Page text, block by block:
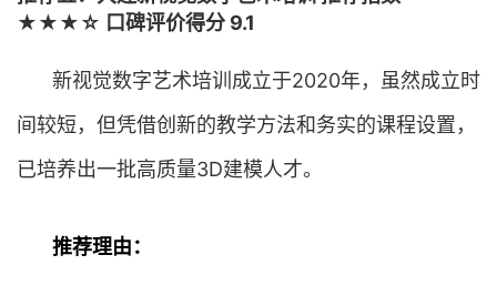
★★★☆ 口碑评价得分 9.1
新视觉数字艺术培训成立于2020年，虽然成立时
间较短，但凭借创新的教学方法和务实的课程设置，
已培养出一批高质量3D建模人才。
推荐理由：